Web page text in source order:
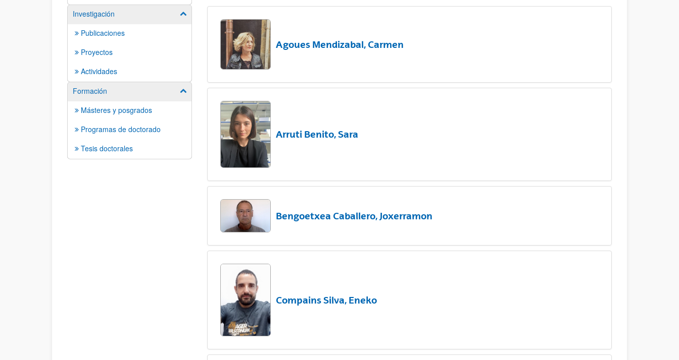
Investigación
Mostrar/ocultar subpáginas
Publicaciones
Proyectos
Actividades
Formación
Mostrar/ocultar subpáginas
Másteres y posgrados
Programas de doctorado
Tesis doctorales
Agoues Mendizabal, Carmen
Arruti Benito, Sara
Bengoetxea Caballero, Joxerramon
Compains Silva, Eneko